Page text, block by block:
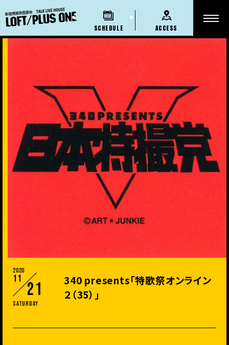
SCHEDULE ACCESS
2020
11
21
Saturday
340 presents「特歌祭オンライン
２（35）」